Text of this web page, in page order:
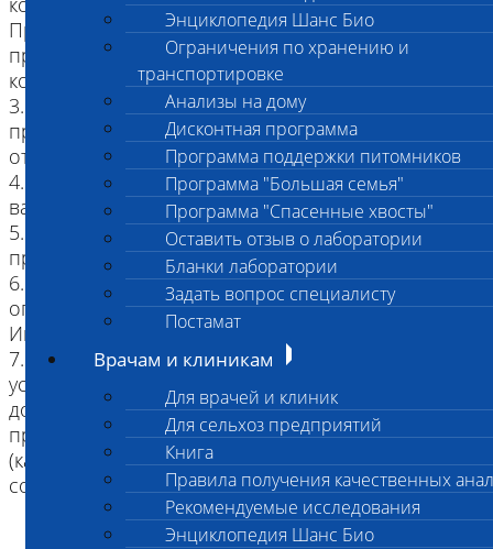
Энциклопедия Шанс Био
Ограничения по хранению и
транспортировке
Анализы на дому
Дисконтная программа
Программа поддержки питомников
Программа "Большая семья"
Программа "Спасенные хвосты"
Оставить отзыв о лаборатории
Бланки лаборатории
Задать вопрос специалисту
Постамат
Врачам и клиникам
Для врачей и клиник
Для сельхоз предприятий
Книга
Правила получения качественных
Рекомендуемые исследования
Энциклопедия Шанс Био
При хранении при температуре +3 -+8
принимаются трупы, с даты смерти
которых прошло не более 3 суток
3. Собаки и кошки, старше 4-х месяцев,
принимаются только с отметкой о вакцинации
от бешенства (ежегодная).
4. Усыпленные животные, с пометкой о
вакцинации от бешенства
5. Эксгумированные трупы (после захоронения
прошло менее суток)
6. Замороженные трупы принимаются с
ограничением, указанном в
Информированном согласии.
7. Трупы диких видов животных, обитавших в
условиях зоопарка, цирка, зверинца с
документами, подтверждающими их
принадлежность данному учреждению
(каждый случай необходимо заранее
согласовывать с врачом патологоанатомом)